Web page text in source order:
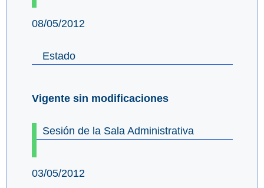
08/05/2012
Estado
Vigente sin modificaciones
Sesión de la Sala Administrativa
03/05/2012